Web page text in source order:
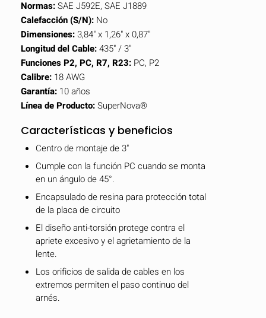
Normas:SAE J592E, SAE J1889
Calefacción (S/N): No
Dimensiones:3,84" x 1,26" x 0,87"
Longitud del Cable:435" / 3"
Funciones P2, PC, R7, R23: PC, P2
Calibre: 18 AWG
Garantía: 10 años
Línea de Producto:SuperNova®
Características y beneficios
Centro de montaje de 3"
Cumple con la función PC cuando se monta
en un ángulo de 45°.
Encapsulado de resina para protección total
de la placa de circuito
El diseño anti-torsión protege contra el
apriete excesivo y el agrietamiento de la
lente.
Los orificios de salida de cables en los
extremos permiten el paso continuo del
arnés.